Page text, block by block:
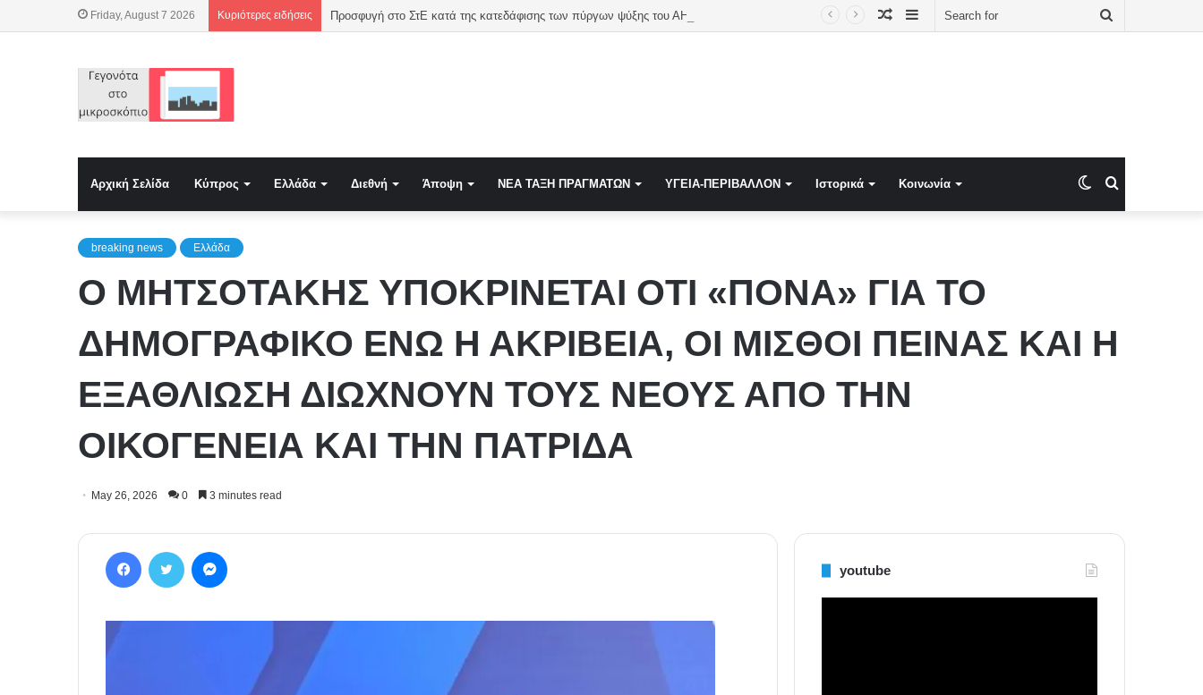
Friday, August 7 2026 Κυριότερες ειδήσεις Προσφυγή στο ΣτΕ κατά της κατεδάφισης των πύργων ψύξης του ΑΗΣ Αγίου Δημητρίου Sidebar
Random
Αρχική Σελίδα Κύπρος Ελλάδα Διεθνή Άποψη NEA TAΞΗ ΠΡΑΓΜΑΤΩΝ ΥΓΕΙΑ-ΠΕΡΙΒΑΛΛΟΝ Ιστορικά Κοινωνία Switch
breaking news Ελλάδα
Ο ΜΗΤΣΟΤΑΚΗΣ ΥΠΟΚΡΙΝΕΤΑΙ ΟΤΙ «ΠΟΝΑ» ΓΙΑ ΤΟ
ΔΗΜΟΓΡΑΦΙΚΟ ΕΝΩ Η ΑΚΡΙΒΕΙΑ, ΟΙ ΜΙΣΘΟΙ ΠΕΙΝΑΣ ΚΑΙ Η
ΕΞΑΘΛΙΩΣΗ ΔΙΩΧΝΟΥΝ ΤΟΥΣ ΝΕΟΥΣ ΑΠΟ ΤΗΝ
ΟΙΚΟΓΕΝΕΙΑ ΚΑΙ ΤΗΝ ΠΑΤΡΙΔΑ
May 26, 2026 0 3 minutes read
Facebook Twitter
youtube